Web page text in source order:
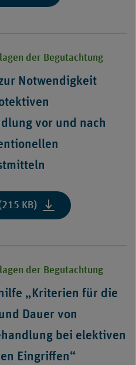
"Begutachtungsleitfaden
und
Metabolische
Chirurgie)
bei
Erwachsenen"
Notwendigkeit
vor und nach
der Begutachtung
KB):
"Empfehlungen
nephroprotektiven
Infusionsbehandlung
und
nach
Gabe
von
„Kriterien für die
Dauer von
bei elektiven
Eingriffen“
der Begutachtung